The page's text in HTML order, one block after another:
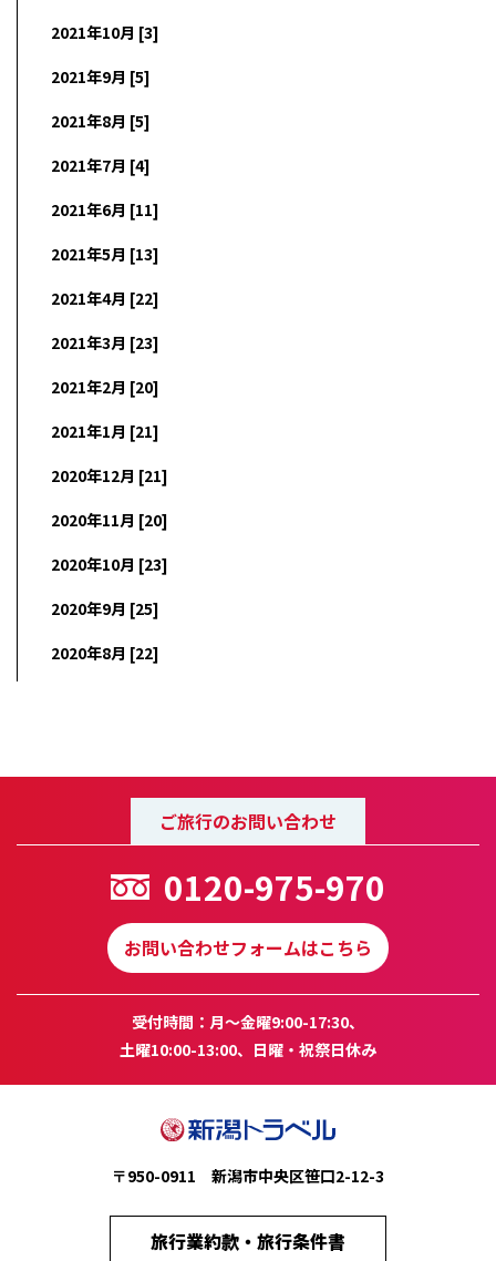
2021年10月 [3]
2021年9月 [5]
2021年8月 [5]
2021年7月 [4]
2021年6月 [11]
2021年5月 [13]
2021年4月 [22]
2021年3月 [23]
2021年2月 [20]
2021年1月 [21]
2020年12月 [21]
2020年11月 [20]
2020年10月 [23]
2020年9月 [25]
2020年8月 [22]
ご旅行のお問い合わせ
0120-975-970
お問い合わせフォームはこちら
受付時間：月～金曜9:00-17:30、
土曜10:00-13:00、日曜・祝祭日休み
〒950-0911 新潟市中央区笹口2-12-3
旅行業約款・旅行条件書